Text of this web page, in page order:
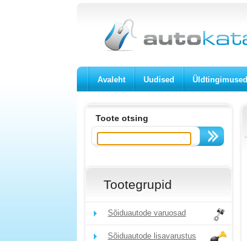
Avaleht Uudised Üldtingimused
Toote otsing
Tootegrupid
Sõiduautode varuosad
Sõiduautode lisavarustus